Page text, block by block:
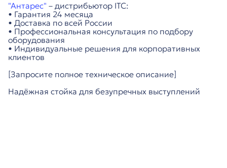
"Антарес" – дистрибьютор ITC:
• Гарантия 24 месяца
• Доставка по всей России
• Профессиональная консультация по подбору
оборудования
• Индивидуальные решения для корпоративных
клиентов
[Запросите полное техническое описание]
Надёжная стойка для безупречных выступлений